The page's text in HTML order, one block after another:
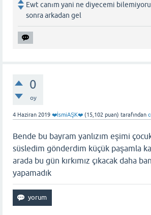
Ewt canım yani ne diyecemi
sonra arkadan gel
0
oy
4 Haziran 2019 ❤️İsmiAŞK❤️ (15,102 puan) tarafından
Bende bu bayram yanlızım eşimi
süsledim gönderdim küçük paşamla
arada bu gün kırkımız çıkacak daha
yapamadık